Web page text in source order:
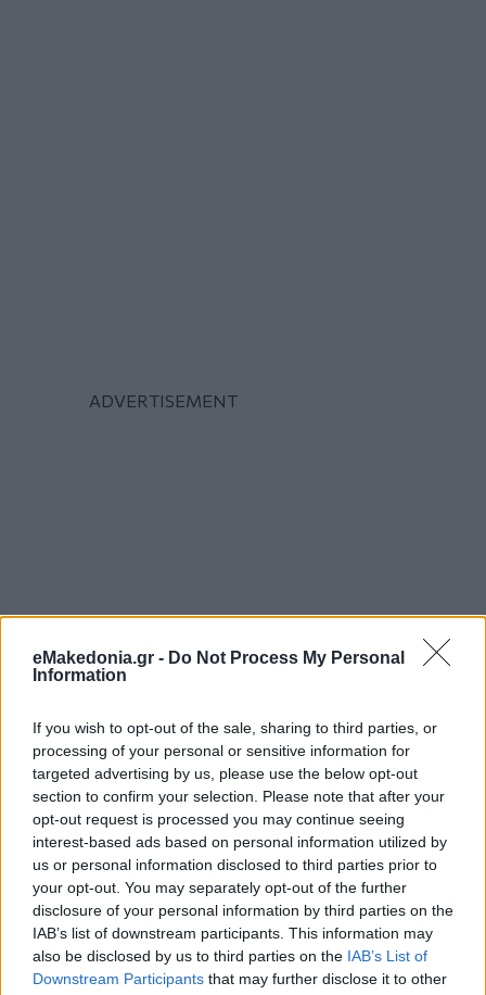
eMakedonia.gr - Do Not Process My Personal
Information
If you wish to opt-out of the sale, sharing to third parties, or
processing of your personal or sensitive information for
targeted advertising by us, please use the below opt-out
section to confirm your selection. Please note that after your
opt-out request is processed you may continue seeing
interest-based ads based on personal information utilized by
us or personal information disclosed to third parties prior to
your opt-out. You may separately opt-out of the further
disclosure of your personal information by third parties on the
IAB’s list of downstream participants. This information may
also be disclosed by us to third parties on the IAB’s List of
Downstream Participants that may further disclose it to other
Διαβάστε περισσότερα
Τρίτη 12 Μαΐ 2026, 09:48
Ισραήλ: Ειδικό